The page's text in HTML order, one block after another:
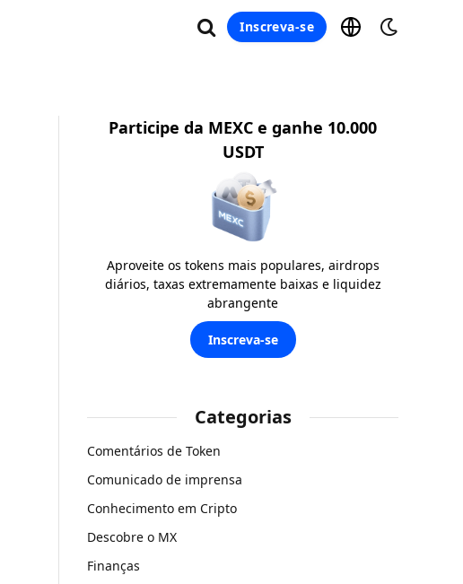
Inscreva-se
Participe da MEXC e ganhe 10.000
USDT
Aproveite os tokens mais populares, airdrops
diários, taxas extremamente baixas e liquidez
abrangente
Inscreva-se
Categorias
Comentários de Token
Comunicado de imprensa
Conhecimento em Cripto
Descobre o MX
Finanças